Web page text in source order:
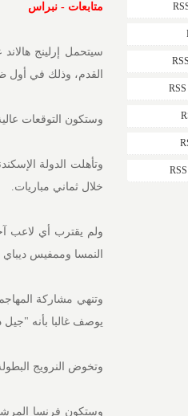
متابعات - نبراس
القدم، وذلك في أول
وستكون التوقعات
خلال ثماني مباريات.
ولم يقترب أي لاعب
النمسا وممفيس
يوصف غالبا بأنه "جيل
وتخوض النرويج البطولة
وستكون فرنسا